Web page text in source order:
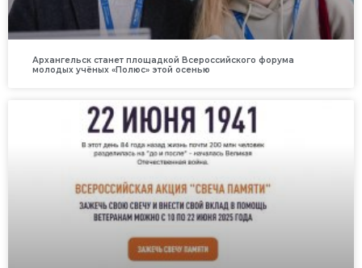
Архангельск станет площадкой Всероссийского форума
молодых учёных «Полюс» этой осенью